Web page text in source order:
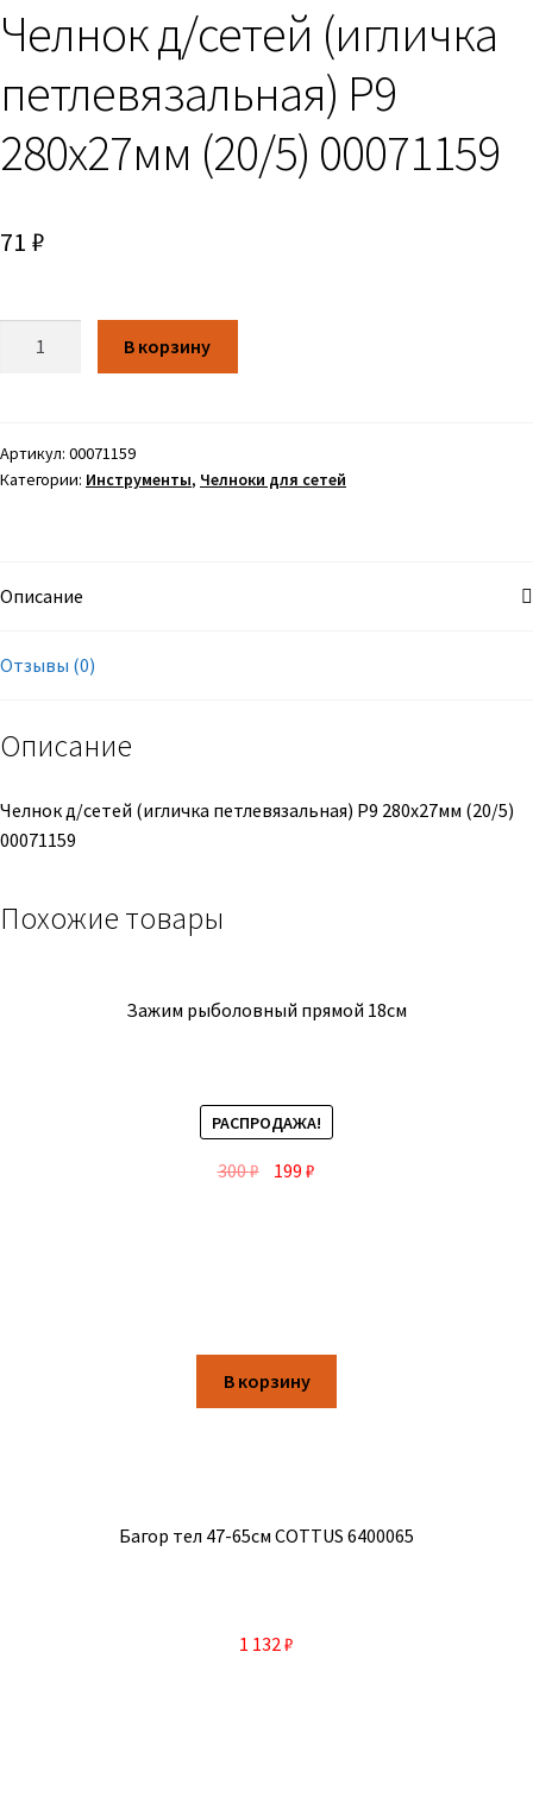
Челнок д/сетей (игличка
петлевязальная) Р9
280х27мм (20/5) 00071159
71 ₽
В корзину
Артикул: 00071159
Категории: Инструменты, Челноки для сетей
Описание
Отзывы (0)
Описание
Челнок д/сетей (игличка петлевязальная) Р9 280х27мм (20/5)
00071159
Похожие товары
Зажим рыболовный прямой 18см
РАСПРОДАЖА!
300₽ 199₽
В корзину
Багор тел 47-65см COTTUS 6400065
1 132₽